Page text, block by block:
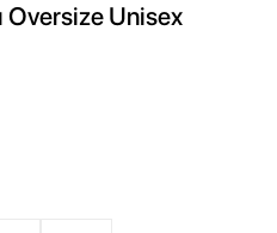
Oversize Unisex